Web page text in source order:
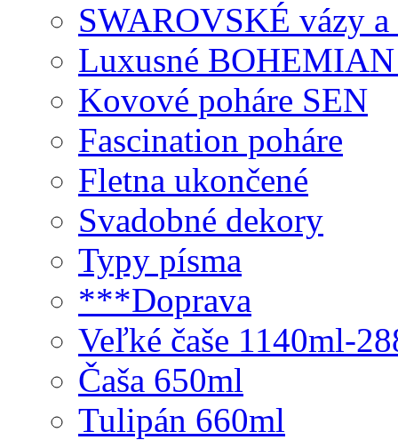
SWAROVSKÉ vázy a
Luxusné
Kovové poháre SEN
Fascination poháre
Fletna ukončené
Svadobné dekory
Typy písma
***Doprava
Veľké čaše 1140ml-
Čaša 650ml
Tulipán 660ml